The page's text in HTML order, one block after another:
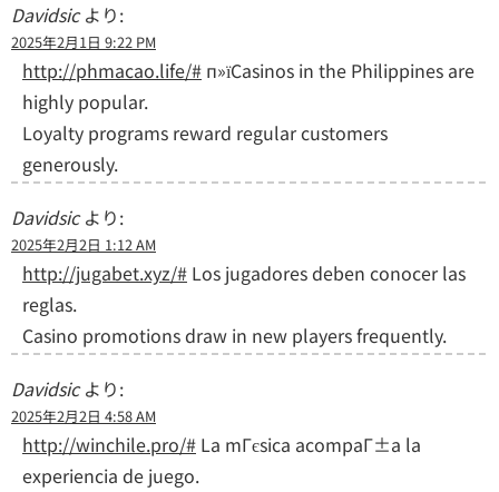
Davidsic より:
2025年2月1日 9:22 PM
http://phmacao.life/# п»їCasinos in the Philippines are
highly popular.
Loyalty programs reward regular customers
generously.
Davidsic より:
2025年2月2日 1:12 AM
http://jugabet.xyz/# Los jugadores deben conocer las
reglas.
Casino promotions draw in new players frequently.
Davidsic より:
2025年2月2日 4:58 AM
http://winchile.pro/# La mГєsica acompaГ±a la
experiencia de juego.